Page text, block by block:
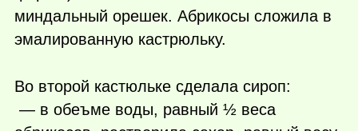
миндальный орешек. Абрикосы сложила в
эмалированную кастрюльку.
Во второй кастюльке сделала сироп:
— в обеъме воды, равный ½ веса